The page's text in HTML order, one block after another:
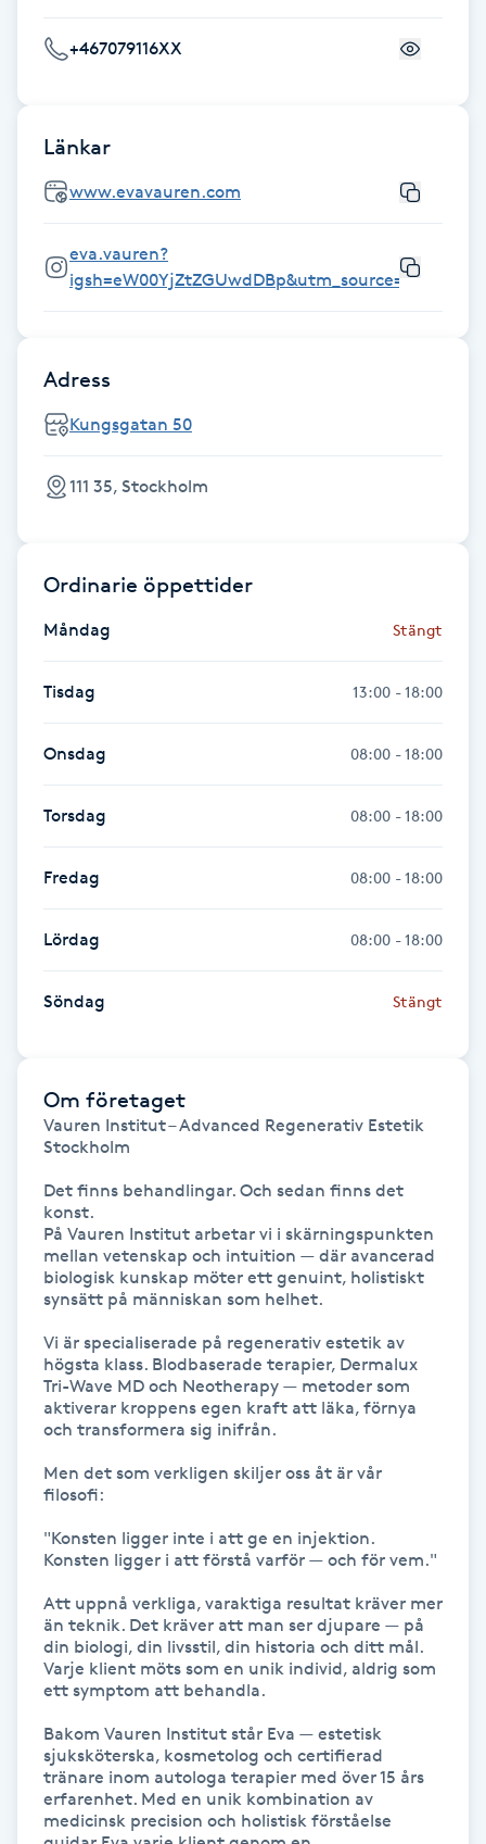
Gravidyoga
Gruppträning
Hatha Yoga
Headspa
Healing
Herrklippning
HIFU
Hot Stone Massage
Hårborttagning
Hårförlängning
Hårvård
Hälsa
Hälsprickor
Idrottsmassage
IPL hårborttagning
IR-massage
Japansk massage
+467079116XX
Länkar
www.evavauren.com
eva.vauren?
igsh=eW00YjZtZGUwdDBp&utm_source=qr
Adress
Kungsgatan 50
111 35, Stockholm
Ordinarie öppettider
Måndag Stängt
Tisdag 13:00 - 18:00
Onsdag 08:00 - 18:00
Torsdag 08:00 - 18:00
Fredag 08:00 - 18:00
Lördag 08:00 - 18:00
Söndag Stängt
Om företaget
Vauren Institut – Advanced Regenerativ Estetik
Stockholm
Det finns behandlingar. Och sedan finns det
konst.
På Vauren Institut arbetar vi i skärningspunkten
mellan vetenskap och intuition — där avancerad
biologisk kunskap möter ett genuint, holistiskt
synsätt på människan som helhet.
Vi är specialiserade på regenerativ estetik av
högsta klass. Blodbaserade terapier, Dermalux
Tri-Wave MD och Neotherapy — metoder som
aktiverar kroppens egen kraft att läka, förnya
och transformera sig inifrån.
Men det som verkligen skiljer oss åt är vår
filosofi:
"Konsten ligger inte i att ge en injektion.
Konsten ligger i att förstå varför — och för vem."
Att uppnå verkliga, varaktiga resultat kräver mer
än teknik. Det kräver att man ser djupare — på
din biologi, din livsstil, din historia och ditt mål.
Varje klient möts som en unik individ, aldrig som
ett symptom att behandla.
Bakom Vauren Institut står Eva — estetisk
sjuksköterska, kosmetolog och certifierad
tränare inom autologa terapier med över 15 års
erfarenhet. Med en unik kombination av
medicinsk precision och holistisk förståelse